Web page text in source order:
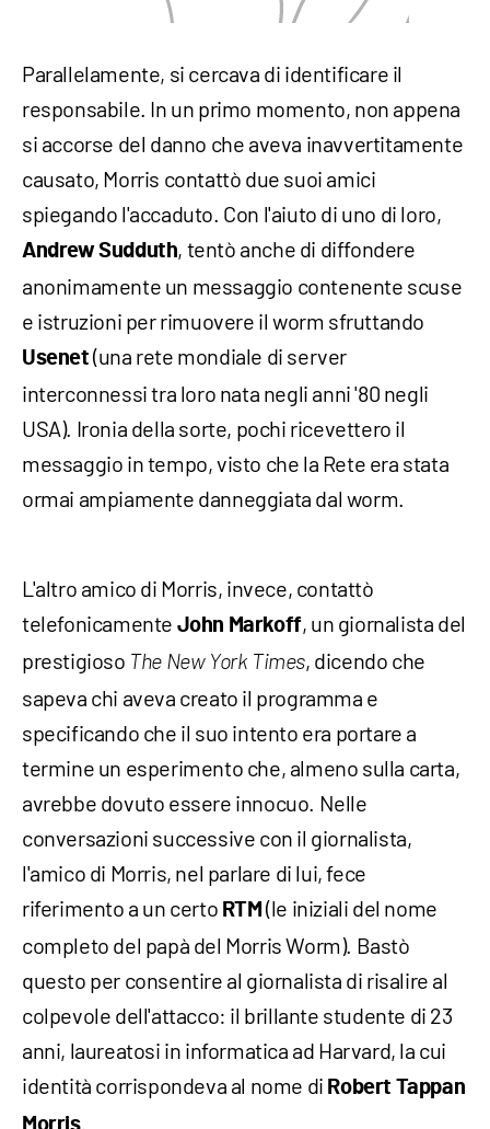
Parallelamente, si cercava di identificare il
responsabile. In un primo momento, non appena
si accorse del danno che aveva inavvertitamente
causato, Morris contattò due suoi amici
spiegando l'accaduto. Con l'aiuto di uno di loro,
Andrew Sudduth, tentò anche di diffondere
anonimamente un messaggio contenente scuse
e istruzioni per rimuovere il worm sfruttando
Usenet (una rete mondiale di server
interconnessi tra loro nata negli anni '80 negli
USA). Ironia della sorte, pochi ricevettero il
messaggio in tempo, visto che la Rete era stata
ormai ampiamente danneggiata dal worm.
L'altro amico di Morris, invece, contattò
telefonicamente John Markoff, un giornalista del
prestigioso The New York Times, dicendo che
sapeva chi aveva creato il programma e
specificando che il suo intento era portare a
termine un esperimento che, almeno sulla carta,
avrebbe dovuto essere innocuo. Nelle
conversazioni successive con il giornalista,
l'amico di Morris, nel parlare di lui, fece
riferimento a un certo RTM(le iniziali del nome
completo del papà del Morris Worm). Bastò
questo per consentire al giornalista di risalire al
colpevole dell'attacco: il brillante studente di 23
anni, laureatosi in informatica ad Harvard, la cui
identità corrispondeva al nome di Robert Tappan
.